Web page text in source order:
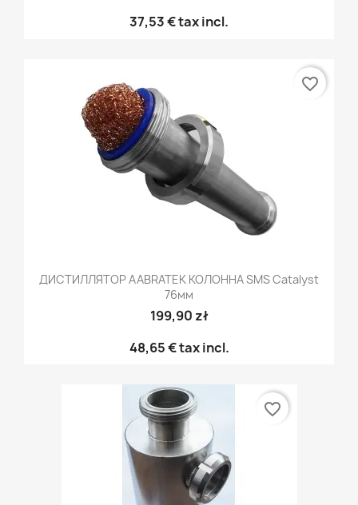
37,53 €tax incl.
ДИСТИЛЛЯТОР AABRATEK КОЛОННА SMS Catalyst
76мм
199,90 zł
48,65 €tax incl.
favorite_border
favorite_border